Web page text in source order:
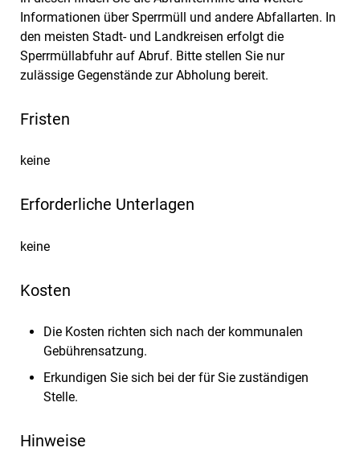
Informationen über Sperrmüll und andere Abfallarten. In
den meisten Stadt- und Landkreisen erfolgt die
Sperrmüllabfuhr auf Abruf. Bitte stellen Sie nur
zulässige Gegenstände zur Abholung bereit.
Fristen
keine
Erforderliche Unterlagen
keine
Kosten
Die Kosten richten sich nach der kommunalen
Gebührensatzung.
Erkundigen Sie sich bei der für Sie zuständigen
Stelle.
Hinweise